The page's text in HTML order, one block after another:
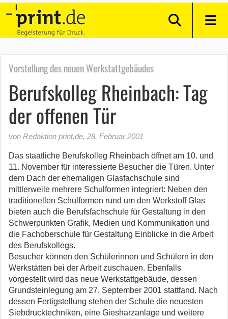
Vorstellung des neuen Werkstattgebäudes
Berufskolleg Rheinbach: Tag
der offenen Tür
von Redaktion print.de, 28. Februar 2001
Das staatliche Berufskolleg Rheinbach öffnet am 10. und
11. November für interessierte Besucher die Türen. Unter
dem Dach der ehemaligen Glasfachschule sind
mittlerweile mehrere Schulformen integriert: Neben den
traditionellen Schulformen rund um den Werkstoff Glas
bieten auch die Berufsfachschule für Gestaltung in den
Schwerpunkten Grafik, Medien und Kommunikation und
die Fachoberschule für Gestaltung Einblicke in die Arbeit
des Berufskollegs.
Besucher können den Schülerinnen und Schülern in den
Werkstätten bei der Arbeit zuschauen. Ebenfalls
vorgestellt wird das neue Werkstattgebäude, dessen
Grundsteinlegung am 27. September 2001 stattfand. Nach
dessen Fertigstellung stehen der Schule die neuesten
Siebdrucktechniken, eine Giesharzanlage und weitere